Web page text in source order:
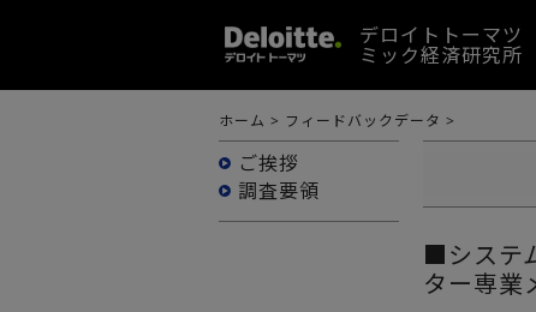
デロイトトーマツ
ミック経済研究所
ホーム > フィードバックデータ >
ご挨拶
調査要領
■システ
ター専業